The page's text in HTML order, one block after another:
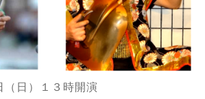
日）１３時開演